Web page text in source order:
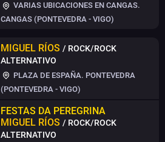
VARIAS UBICACIONES EN CANGAS.
CANGAS (PONTEVEDRA - VIGO)
MIGUEL RÍOS / ROCK/ROCK
ALTERNATIVO
PLAZA DE ESPAÑA. PONTEVEDRA
(PONTEVEDRA - VIGO)
FESTAS DA PEREGRINA
MIGUEL RÍOS / ROCK/ROCK
ALTERNATIVO